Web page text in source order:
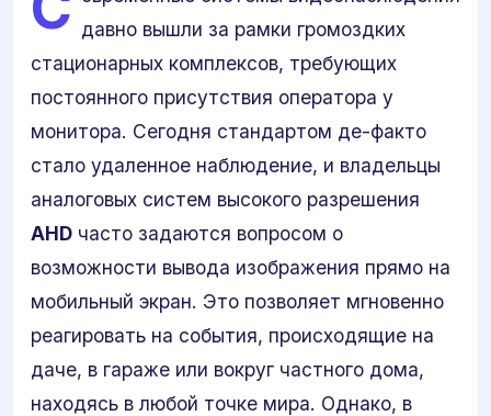
давно вышли за рамки громоздких
стационарных комплексов, требующих
постоянного присутствия оператора у
монитора. Сегодня стандартом де-факто
стало удаленное наблюдение, и владельцы
аналоговых систем высокого разрешения
AHD часто задаются вопросом о
возможности вывода изображения прямо на
мобильный экран. Это позволяет мгновенно
реагировать на события, происходящие на
даче, в гараже или вокруг частного дома,
находясь в любой точке мира. Однако, в